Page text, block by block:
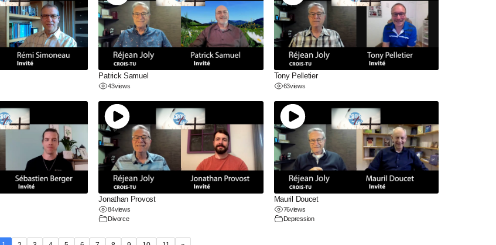
Patrick Samuel
43views
Tony Pelletier
63views
Jonathan Provost
84views
Divorce
Mauril Doucet
76views
Depression